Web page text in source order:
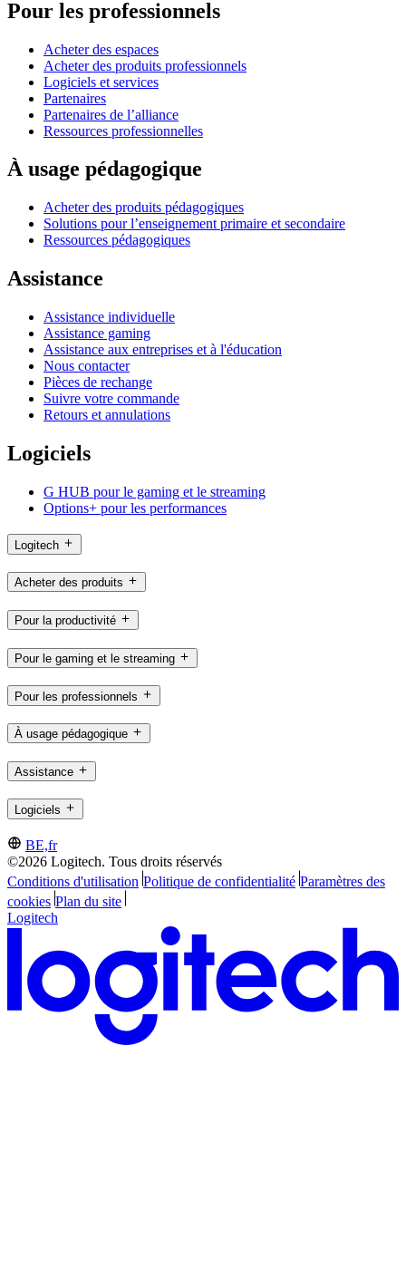
Pour les professionnels
Acheter des espaces
Acheter des produits professionnels
Logiciels et services
Partenaires
Partenaires de l’alliance
Ressources professionnelles
À usage pédagogique
Acheter des produits pédagogiques
Solutions pour l’enseignement primaire et secondaire
Ressources pédagogiques
Assistance
Assistance individuelle
Assistance gaming
Assistance aux entreprises et à l'éducation
Nous contacter
Pièces de rechange
Suivre votre commande
Retours et annulations
Logiciels
G HUB pour le gaming et le streaming
Options+ pour les performances
Logitech
Acheter des produits
Pour la productivité
Pour le gaming et le streaming
Pour les professionnels
À usage pédagogique
Assistance
Logiciels
BE,fr
©2026 Logitech. Tous droits réservés
Conditions d'utilisation Politique de confidentialité Paramètres des
cookies Plan du site
Logitech